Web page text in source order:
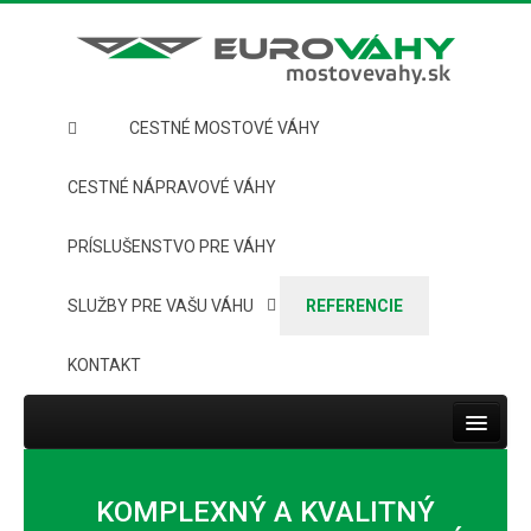
CESTNÉ MOSTOVÉ VÁHY
CESTNÉ NÁPRAVOVÉ VÁHY
PRÍSLUŠENSTVO PRE VÁHY
SLUŽBY PRE VAŠU VÁHU REFERENCIE
KONTAKT
Toggle
CESTNÉ MOSTOVÉ VÁHY
KOMPLEXNÝ A KVALITNÝ